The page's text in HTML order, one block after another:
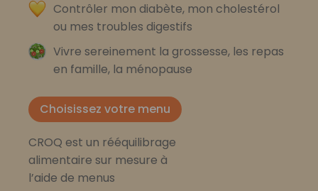
Contrôler mon diabète, mon cholestérol
ou mes troubles digestifs
Vivre sereinement la grossesse, les repas
en famille, la ménopause
Choisissez votre menu
CROQ est un rééquilibrage
alimentaire sur mesure à
l’aide de menus